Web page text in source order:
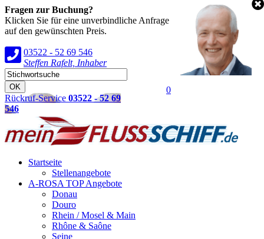
Fragen zur Buchung?
Klicken Sie für eine unverbindliche Anfrage
auf den gewünschten Preis.
03522 - 52 69 546
Steffen Rafelt, Inhaber
0
Rückruf-Service 03522 - 52 69
546
Startseite
Stellenangebote
A-ROSA TOP Angebote
Donau
Douro
Rhein / Mosel & Main
Rhône & Saône
Seine